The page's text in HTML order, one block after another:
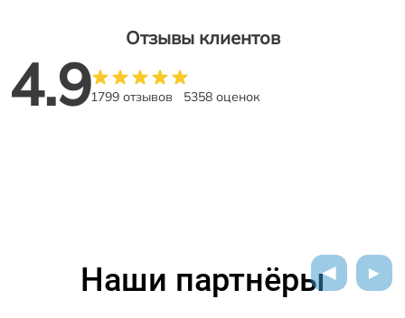
Отзывы клиентов
4.91799 отзывов 5358 оценок
Наши партнёры